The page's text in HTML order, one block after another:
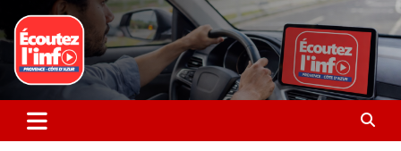
au
contenu
Ecoutez l’info
La radio du quotidien